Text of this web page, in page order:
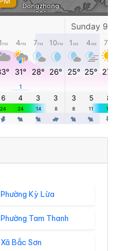
Phường Kỳ Lừa
Phường Tam Thanh
Xã Bắc Sơn